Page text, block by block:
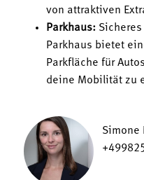
von attraktiven
Parkhaus:
Parkhaus bietet
Parkfläche für
deine Mobilität zu
Simone